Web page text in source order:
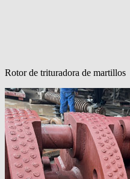
Rotor de trituradora de martillos